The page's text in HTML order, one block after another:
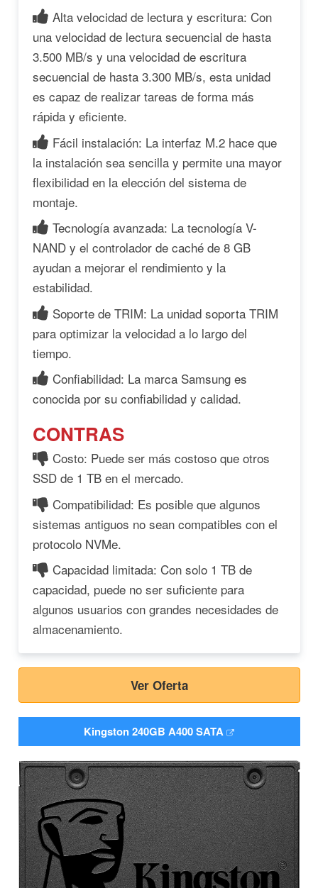
Alta velocidad de lectura y escritura: Con
una velocidad de lectura secuencial de hasta
3.500 MB/s y una velocidad de escritura
secuencial de hasta 3.300 MB/s, esta unidad
es capaz de realizar tareas de forma más
rápida y eficiente.
Fácil instalación: La interfaz M.2 hace que
la instalación sea sencilla y permite una mayor
flexibilidad en la elección del sistema de
montaje.
Tecnología avanzada: La tecnología V-
NAND y el controlador de caché de 8 GB
ayudan a mejorar el rendimiento y la
estabilidad.
Soporte de TRIM: La unidad soporta TRIM
para optimizar la velocidad a lo largo del
tiempo.
Confiabilidad: La marca Samsung es
conocida por su confiabilidad y calidad.
CONTRAS
Costo: Puede ser más costoso que otros
SSD de 1 TB en el mercado.
Compatibilidad: Es posible que algunos
sistemas antiguos no sean compatibles con el
protocolo NVMe.
Capacidad limitada: Con solo 1 TB de
capacidad, puede no ser suficiente para
algunos usuarios con grandes necesidades de
almacenamiento.
Ver Oferta
Kingston 240GB A400 SATA